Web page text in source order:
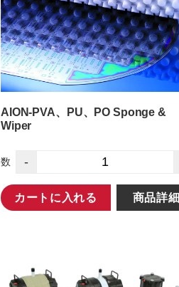
AION-PVA、PU、PO Sponge &
Wiper
数 -
カートに入れる 商品詳細